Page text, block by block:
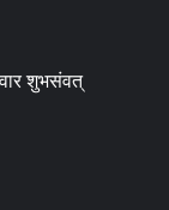
शुभसंवत्